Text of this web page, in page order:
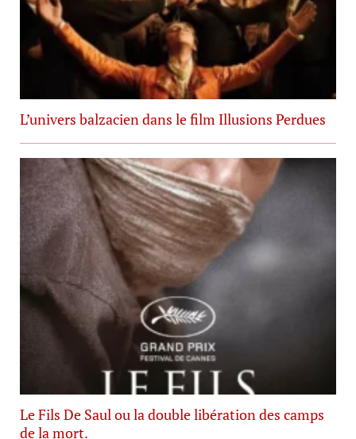
L’univers balzacien dans le film Illusions Perdues
Le Fils De Saul ou la double libération des camps
de la mort.